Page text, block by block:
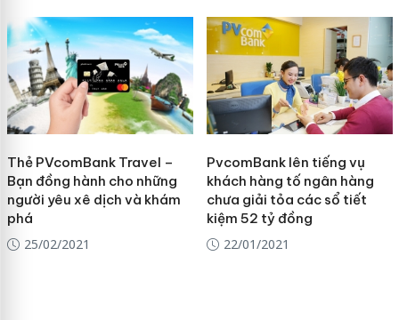
Thẻ PVcomBank Travel –
Bạn đồng hành cho những
người yêu xê dịch và khám
phá
25/02/2021
PvcomBank lên tiếng vụ
khách hàng tố ngân hàng
chưa giải tỏa các sổ tiết
kiệm 52 tỷ đồng
22/01/2021